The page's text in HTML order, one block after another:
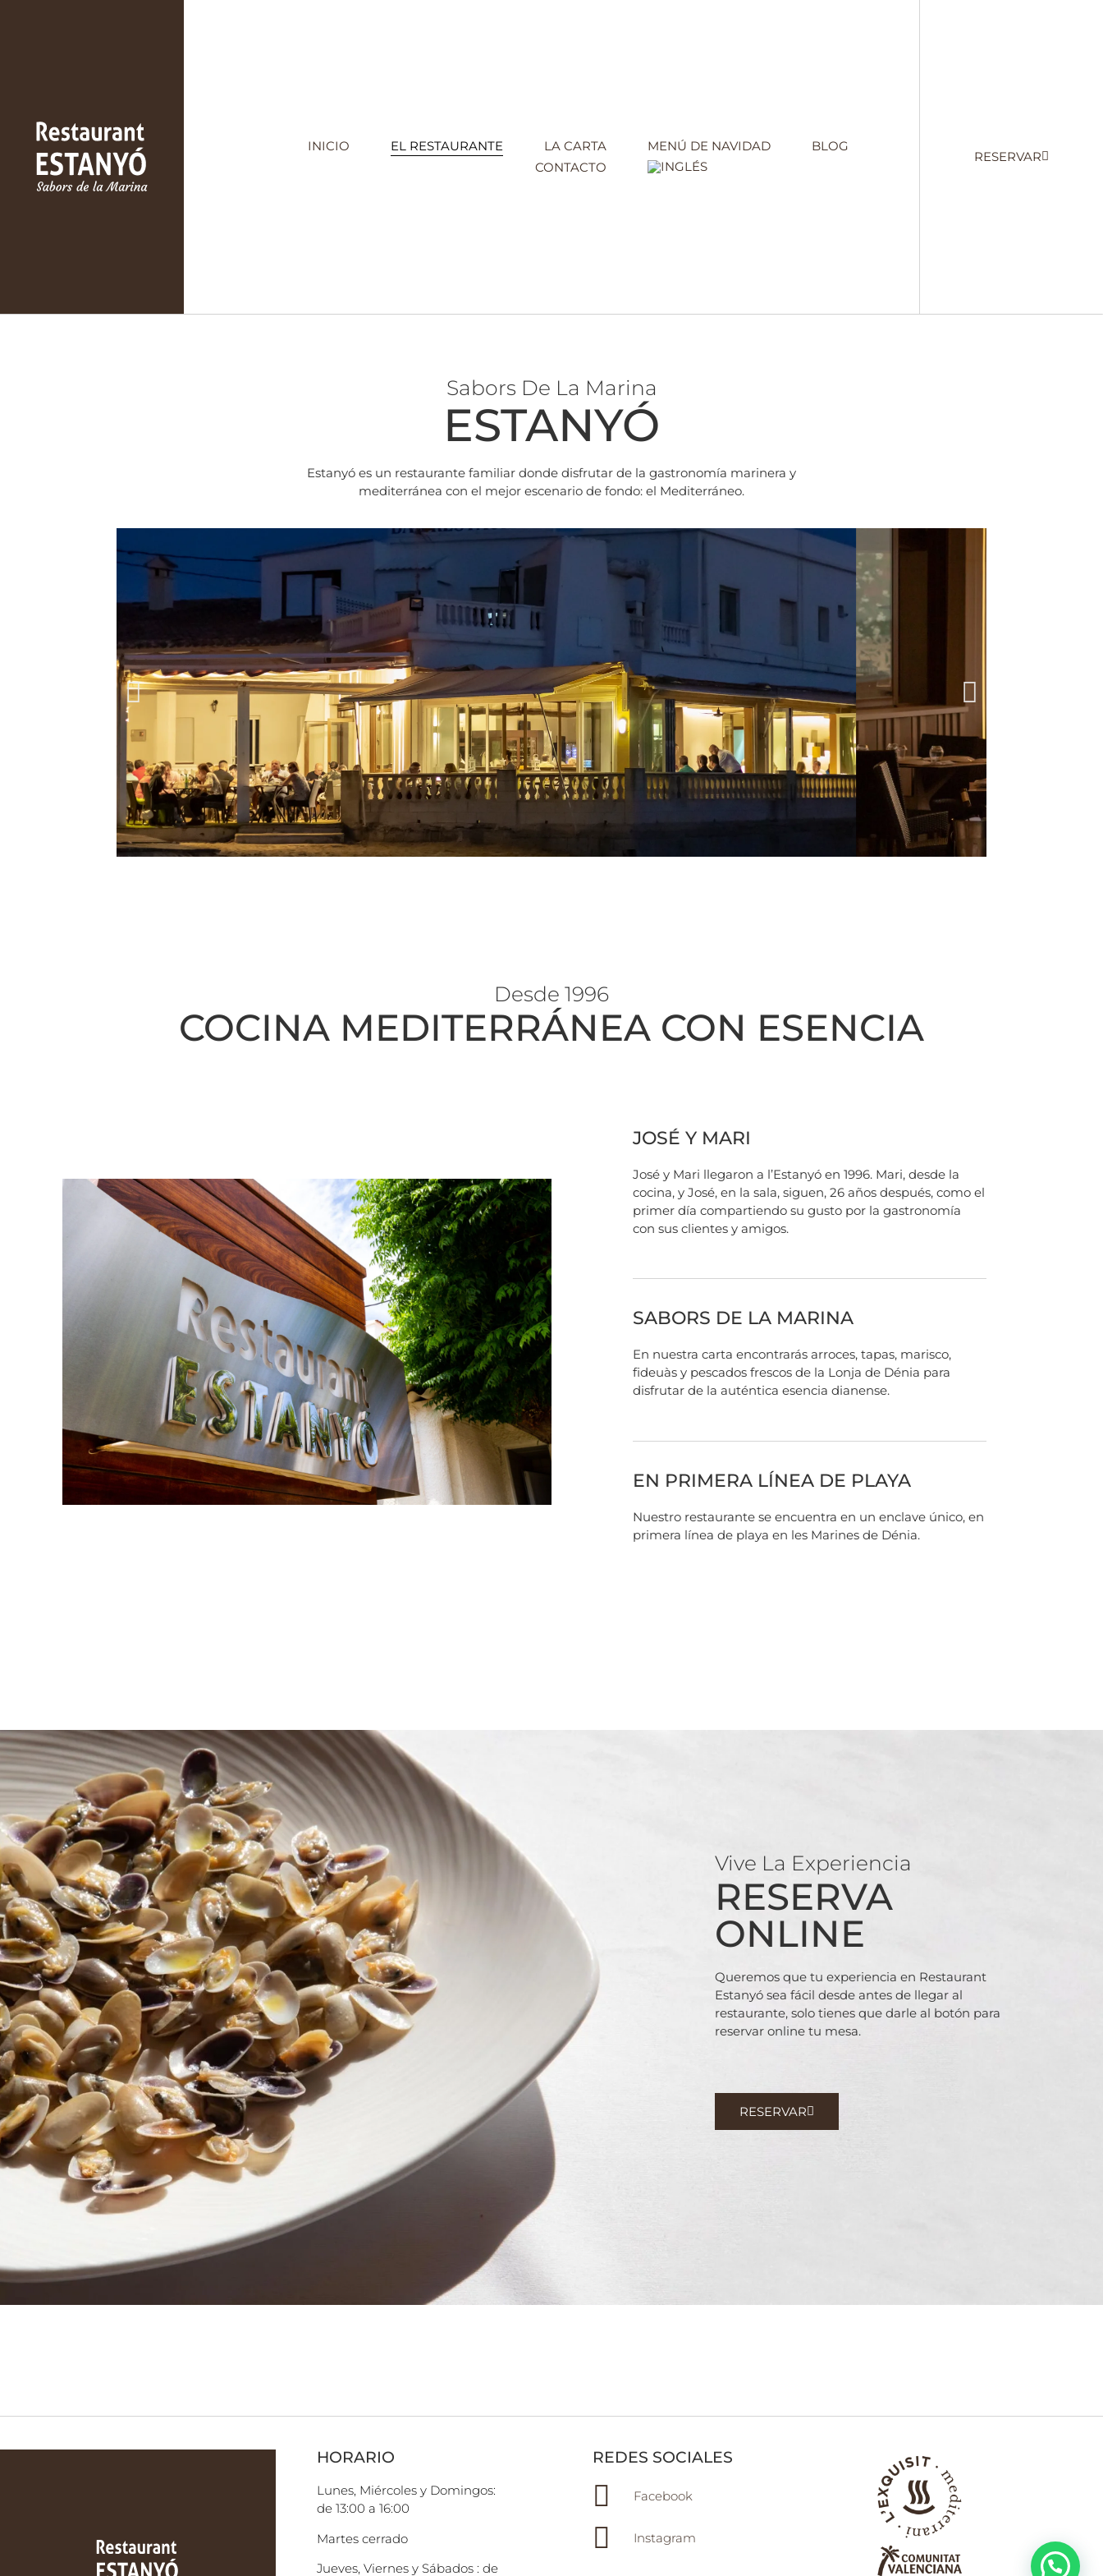
INICIO EL RESTAURANTE LA CARTA MENÚ DE NAVIDAD
BLOG
CONTACTO
RESERVAR
Sabors De La Marina
ESTANYÓ
Estanyó es un restaurante familiar donde disfrutar de la gastronomía marinera y
mediterránea con el mejor escenario de fondo: el Mediterráneo.
Desde 1996
COCINA MEDITERRÁNEA CON ESENCIA
JOSÉ Y MARI
José y Mari llegaron a l’Estanyó en 1996. Mari, desde la
cocina, y José, en la sala, siguen, 26 años después, como el
primer día compartiendo su gusto por la gastronomía
con sus clientes y amigos.
SABORS DE LA MARINA
En nuestra carta encontrarás arroces, tapas, marisco,
fideuàs y pescados frescos de la Lonja de Dénia para
disfrutar de la auténtica esencia dianense.
EN PRIMERA LÍNEA DE PLAYA
Nuestro restaurante se encuentra en un enclave único, en
primera línea de playa en les Marines de Dénia.
Vive La Experiencia
RESERVA
ONLINE
Queremos que tu experiencia en Restaurant
Estanyó sea fácil desde antes de llegar al
restaurante, solo tienes que darle al botón para
reservar online tu mesa.
RESERVAR
HORARIO
Lunes, Miércoles y Domingos:
de 13:00 a 16:00
Martes cerrado
Jueves, Viernes y Sábados : de
REDES SOCIALES
Facebook
Instagram